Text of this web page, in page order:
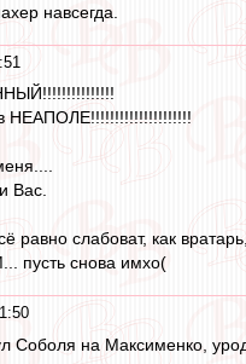
навсегда.
Вас.
равно слабоват, как
пусть снова имхо(
Соболя на Максименко,